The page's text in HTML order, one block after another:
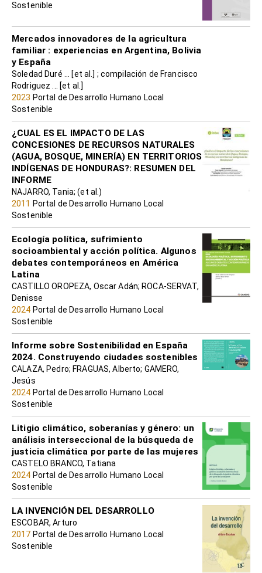
Sostenible
Mercados innovadores de la agricultura
familiar : experiencias en Argentina, Bolivia
y España
Soledad Duré ... [et al.] ; compilación de Francisco
Rodriguez ... [et al.]
2023 Portal de Desarrollo Humano Local
Sostenible
¿CUAL ES EL IMPACTO DE LAS
CONCESIONES DE RECURSOS NATURALES
(AGUA, BOSQUE, MINERÍA) EN TERRITORIOS
INDÍGENAS DE HONDURAS?: RESUMEN DEL
INFORME
NAJARRO, Tania; (et al.)
2011 Portal de Desarrollo Humano Local
Sostenible
Ecología política, sufrimiento
socioambiental y acción política. Algunos
debates contemporáneos en América
Latina
CASTILLO OROPEZA, Oscar Adán; ROCA-SERVAT,
Denisse
2024 Portal de Desarrollo Humano Local
Sostenible
Informe sobre Sostenibilidad en España
2024. Construyendo ciudades sostenibles
CALAZA, Pedro; FRAGUAS, Alberto; GAMERO,
Jesús
2024 Portal de Desarrollo Humano Local
Sostenible
Litigio climático, soberanías y género: un
análisis interseccional de la búsqueda de
justicia climática por parte de las mujeres
CASTELO BRANCO, Tatiana
2024 Portal de Desarrollo Humano Local
Sostenible
LA INVENCIÓN DEL DESARROLLO
ESCOBAR, Arturo
2017 Portal de Desarrollo Humano Local
Sostenible